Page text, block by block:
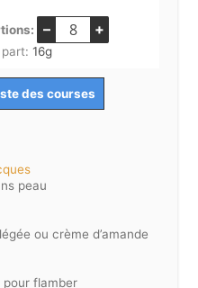
– +
16g
des courses
peau
ou crème d’amande
flamber